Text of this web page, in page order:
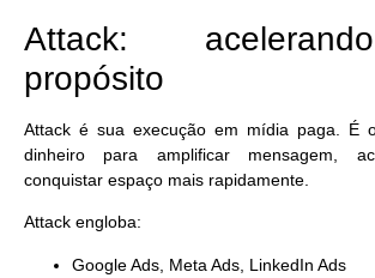
Attack:
propósito
Attack é sua execução em mídia paga. É
dinheiro para amplificar mensagem,
conquistar espaço mais rapidamente.
Attack engloba:
Google Ads, Meta Ads, LinkedIn Ads